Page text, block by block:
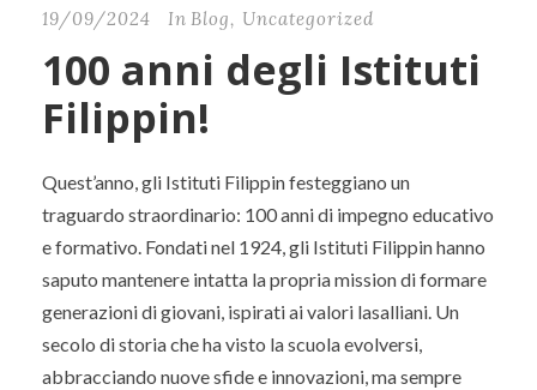
19/09/2024 In Blog, Uncategorized
100 anni degli Istituti
Filippin!
Quest’anno, gli Istituti Filippin festeggiano un
traguardo straordinario: 100 anni di impegno educativo
e formativo. Fondati nel 1924, gli Istituti Filippin hanno
saputo mantenere intatta la propria mission di formare
generazioni di giovani, ispirati ai valori lasalliani. Un
secolo di storia che ha visto la scuola evolversi,
abbracciando nuove sfide e innovazioni, ma sempre